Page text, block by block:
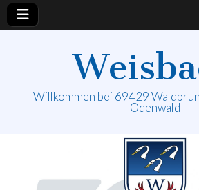
Willkommen bei 69429
Odenwald